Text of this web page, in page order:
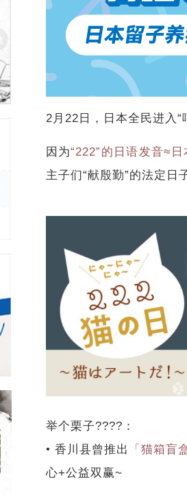
2月22日，日本全民进入“
因为“222”的日语发音≈
主子们“献殷勤”的法定日
举个栗子????：
• 香川县曾推出
「猫箱盲
心+公益双赢~